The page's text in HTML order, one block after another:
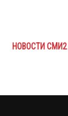
НОВОСТИ СМИ2